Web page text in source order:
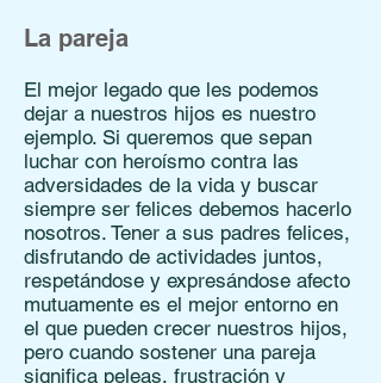
La pareja
El mejor legado que les podemos
dejar a nuestros hijos es nuestro
ejemplo. Si queremos que sepan
luchar con heroísmo contra las
adversidades de la vida y buscar
siempre ser felices debemos hacerlo
nosotros. Tener a sus padres felices,
disfrutando de actividades juntos,
respetándose y expresándose afecto
mutuamente es el mejor entorno en
el que pueden crecer nuestros hijos,
pero cuando sostener una pareja
significa peleas, frustración y